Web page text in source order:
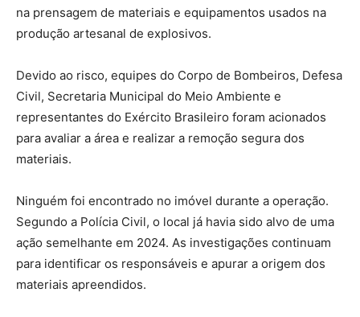
na prensagem de materiais e equipamentos usados na
produção artesanal de explosivos.
Devido ao risco, equipes do Corpo de Bombeiros, Defesa
Civil, Secretaria Municipal do Meio Ambiente e
representantes do Exército Brasileiro foram acionados
para avaliar a área e realizar a remoção segura dos
materiais.
Ninguém foi encontrado no imóvel durante a operação.
Segundo a Polícia Civil, o local já havia sido alvo de uma
ação semelhante em 2024. As investigações continuam
para identificar os responsáveis e apurar a origem dos
materiais apreendidos.